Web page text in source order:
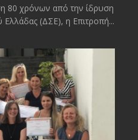
80 χρόνων από την ίδρυση
Ελλάδας (ΔΣΕ), η Επιτροπή...